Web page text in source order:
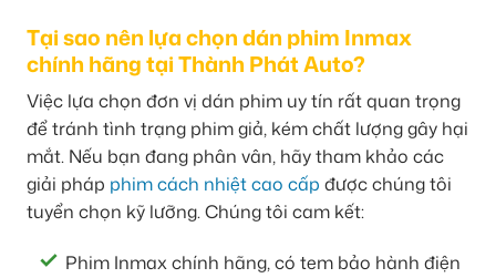
Tại sao nên lựa chọn dán phim Inmax
chính hãng tại Thành Phát Auto?
Việc lựa chọn đơn vị dán phim uy tín rất quan trọng
để tránh tình trạng phim giả, kém chất lượng gây hại
mắt. Nếu bạn đang phân vân, hãy tham khảo các
giải pháp phim cách nhiệt cao cấp được chúng tôi
tuyển chọn kỹ lưỡng. Chúng tôi cam kết:
Phim Inmax chính hãng, có tem bảo hành điện